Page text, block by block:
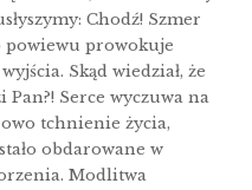
Chodź! Szmer
powiewu prowokuje
Skąd wiedział, że
Pan?! Serce wyczuwa na
tchnienie życia,
obdarowane w
Modlitwa